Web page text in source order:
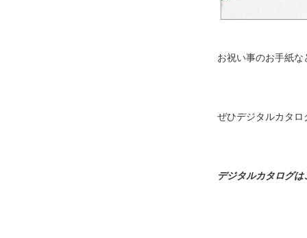
お祝い事のお手紙
ぜひデジタルカタ
デジタルカタログは